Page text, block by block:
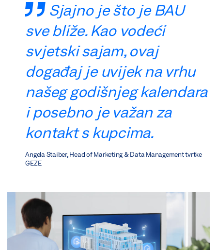
Sjajno je što je BAU
sve bliže. Kao vodeći
svjetski sajam, ovaj
događaj je uvijek na vrhu
našeg godišnjeg kalendara
i posebno je važan za
kontakt s kupcima.
Angela Staiber, Head of Marketing & Data Management tvrtke
GEZE